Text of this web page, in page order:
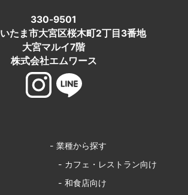
330-9501
たま市大宮区桜木町2丁目3番地
大宮マルイ7階
株式会社エムワース
- 業種から探す
- カフェ・レストラン向け
- 和食店向け